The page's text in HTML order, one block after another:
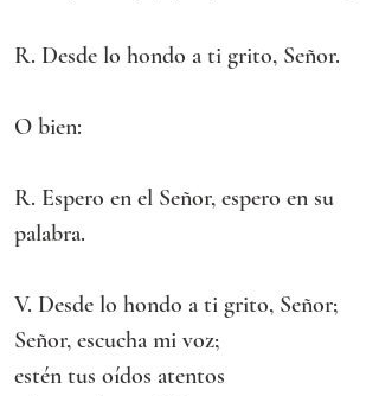
R. Desde lo hondo a ti grito, Señor.
O bien:
R. Espero en el Señor, espero en su
palabra.
V. Desde lo hondo a ti grito, Señor;
Señor, escucha mi voz;
estén tus oídos atentos